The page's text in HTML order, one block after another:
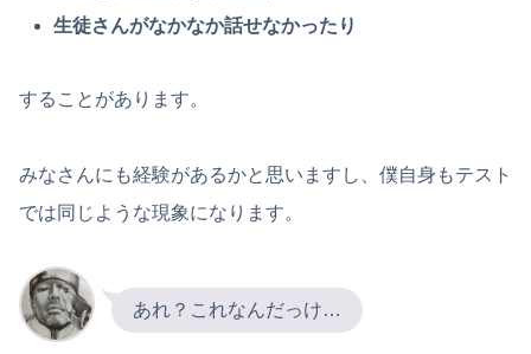
生徒さんがなかなか話せなかったり
することがあります。
みなさんにも経験があるかと思いますし、僕自身もテスト
では同じような現象になります。
あれ？これなんだっけ…